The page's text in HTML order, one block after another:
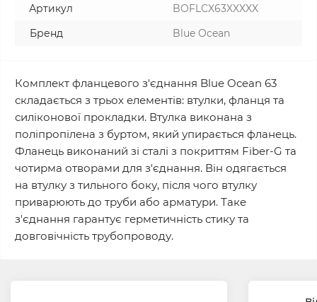
Артикул
BOFLCX63XXXXX
Бренд
Blue Ocean
Комплект фланцевого з'єднання Blue Ocean 63
складається з трьох елементів: втулки, фланця та
силіконової прокладки. Втулка виконана з
поліпропілена з буртом, який упирається фланець.
Фланець виконаний зі сталі з покриттям Fiber-G та
чотирма отворами для з'єднання. Він одягається
на втулку з тильного боку, після чого втулку
приварюють до труби або арматури. Таке
з'єднання гарантує герметичність стику та
довговічність трубопроводу.